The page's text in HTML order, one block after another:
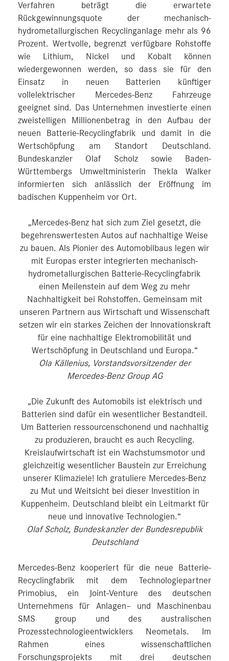
Verfahren beträgt die erwartete
Rückgewinnungsquote der mechanisch-
hydrometallurgischen Recyclinganlage mehr als 96
Prozent. Wertvolle, begrenzt verfügbare Rohstoffe
wie Lithium, Nickel und Kobalt können
wiedergewonnen werden, so dass sie für den
Einsatz in neuen Batterien künftiger
vollelektrischer Mercedes-Benz Fahrzeuge
geeignet sind. Das Unternehmen investierte einen
zweistelligen Millionenbetrag in den Aufbau der
neuen Batterie-Recyclingfabrik und damit in die
Wertschöpfung am Standort Deutschland.
Bundeskanzler Olaf Scholz sowie Baden-
Württembergs Umweltministerin Thekla Walker
informierten sich anlässlich der Eröffnung im
badischen Kuppenheim vor Ort.
„Mercedes-Benz hat sich zum Ziel gesetzt, die
begehrenswertesten Autos auf nachhaltige Weise
zu bauen. Als Pionier des Automobilbaus legen wir
mit Europas erster integrierten mechanisch-
hydrometallurgischen Batterie-Recyclingfabrik
einen Meilenstein auf dem Weg zu mehr
Nachhaltigkeit bei Rohstoffen. Gemeinsam mit
unseren Partnern aus Wirtschaft und Wissenschaft
setzen wir ein starkes Zeichen der Innovationskraft
für eine nachhaltige Elektromobilität und
Wertschöpfung in Deutschland und Europa.“
Ola Källenius, Vorstandsvorsitzender der
Mercedes-Benz Group AG
„Die Zukunft des Automobils ist elektrisch und
Batterien sind dafür ein wesentlicher Bestandteil.
Um Batterien ressourcenschonend und nachhaltig
zu produzieren, braucht es auch Recycling.
Kreislaufwirtschaft ist ein Wachstumsmotor und
gleichzeitig wesentlicher Baustein zur Erreichung
unserer Klimaziele! Ich gratuliere Mercedes-Benz
zu Mut und Weitsicht bei dieser Investition in
Kuppenheim. Deutschland bleibt ein Leitmarkt für
neue und innovative Technologien.“
Olaf Scholz, Bundeskanzler der Bundesrepublik
Deutschland
Mercedes-Benz kooperiert für die neue Batterie-
Recyclingfabrik mit dem Technologiepartner
Primobius, ein Joint-Venture des deutschen
Unternehmens für Anlagen– und Maschinenbau
SMS group und des australischen
Prozesstechnologieentwicklers Neometals. Im
Rahmen eines wissenschaftlichen
Forschungsprojekts mit drei deutschen